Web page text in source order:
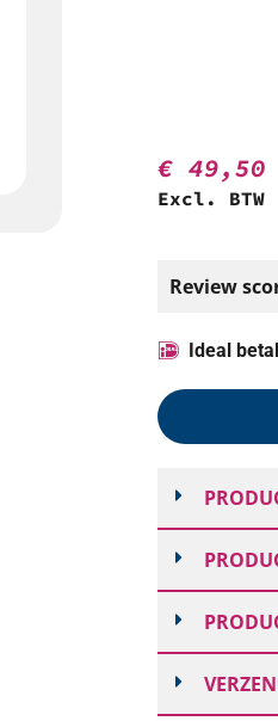
€ 49,50
Excl. BTW
Review
Ideal